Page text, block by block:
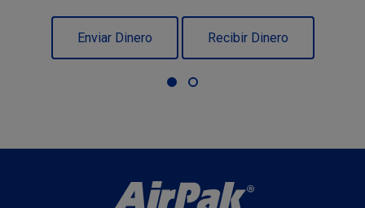
Enviar Dinero Recibir Dinero